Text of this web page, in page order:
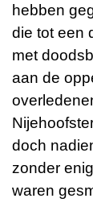
hebben
die tot een
met
aan de
doch
zonder
waren